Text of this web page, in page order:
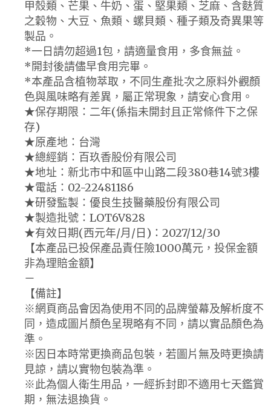
甲殼類、芒果、牛奶、蛋、堅果類、芝麻、含麩質
之穀物、大豆、魚類、螺貝類、種子類及奇異果等
製品。
*一日請勿超過1包，請適量食用，多食無益。
*開封後請儘早食用完畢。
*本產品含植物萃取，不同生產批次之原料外觀顏
色與風味略有差異，屬正常現象，請安心食用。
★保存期限：二年(係指未開封且正常條件下之保
存)
★原產地：台灣
★總經銷：百玖香股份有限公司
★地址：新北市中和區中山路二段380巷14號3樓
★電話：02-22481186
★研發監製：優良生技醫藥股份有限公司
★製造批號：LOT6V828
★有效日期(西元年/月/日)：2027/12/30
【本產品已投保產品責任險1000萬元，投保金額
非為理賠金額】
－
【備註】
※網頁商品會因為使用不同的品牌螢幕及解析度不
同，造成圖片顏色呈現略有不同，請以實品顏色為
準。
※因日本時常更換商品包裝，若圖片無及時更換請
見諒，請以實物包裝為準。
※此為個人衛生用品，一經拆封即不適用七天鑑賞
期，無法退換貨。